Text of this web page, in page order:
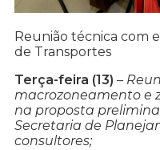
Reunião técnica com
de Transportes
Terça-feira (13) –
macrozoneamento e
na proposta
Secretaria de
consultores;